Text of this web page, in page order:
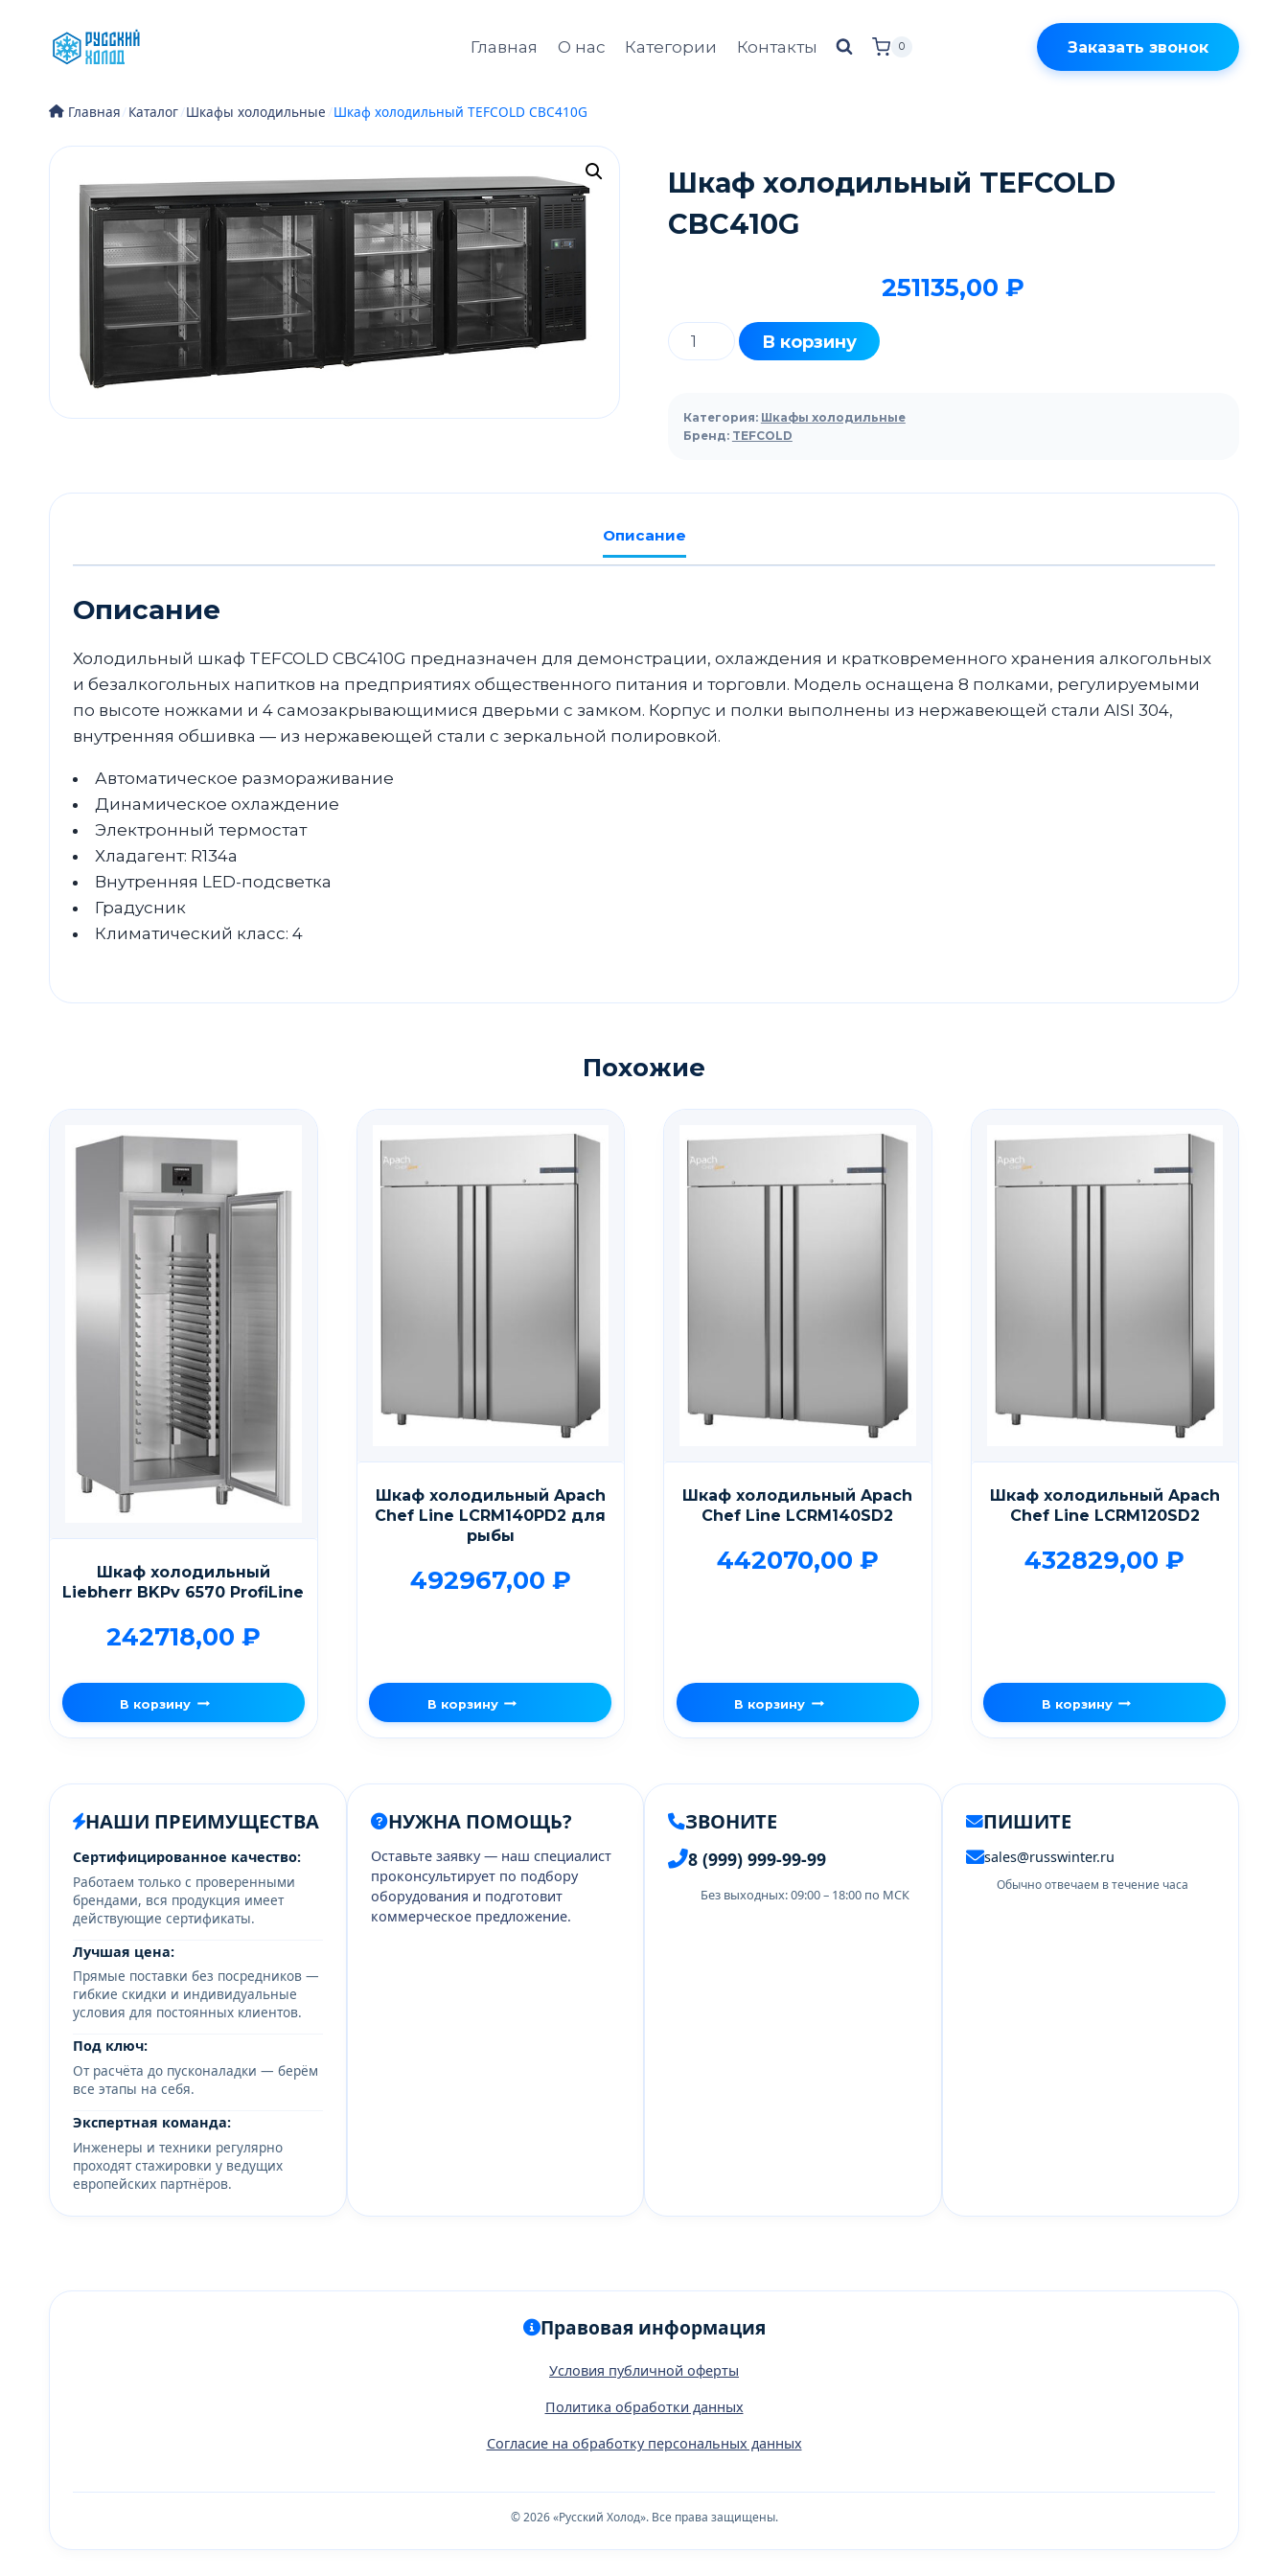
содержимому
Главная О нас Категории Контакты 0 Заказать звонок
Главная/Каталог/Шкафы холодильные /Шкаф холодильный TEFCOLD CBC410G
Шкаф холодильный TEFCOLD
CBC410G
251135,00₽
Количество
товара
холодильный
TEFCOLD
В корзину
Категория: Шкафы холодильные
Бренд: TEFCOLD
Описание
Описание
Холодильный шкаф TEFCOLD CBC410G предназначен для демонстрации, охлаждения и кратковременного хранения алкогольных
и безалкогольных напитков на предприятиях общественного питания и торговли. Модель оснащена 8 полками, регулируемыми
по высоте ножками и 4 самозакрывающимися дверьми с замком. Корпус и полки выполнены из нержавеющей стали AISI 304,
внутренняя обшивка — из нержавеющей стали с зеркальной полировкой.
Автоматическое размораживание
Динамическое охлаждение
Электронный термостат
Хладагент: R134a
Внутренняя LED-подсветка
Градусник
Климатический класс: 4
Похожие
Шкаф холодильный
Liebherr BKPv 6570 ProfiLine
242718,00 ₽
В корзину
Шкаф холодильный Apach
Chef Line LCRM140PD2 для
рыбы
492967,00 ₽
В корзину
Шкаф холодильный Apach
Chef Line LCRM140SD2
442070,00 ₽
В корзину
Шкаф холодильный Apach
Chef Line LCRM120SD2
432829,00₽
В корзину
НАШИ ПРЕИМУЩЕСТВА
Сертифицированное качество:
Работаем только с проверенными
брендами, вся продукция имеет
действующие сертификаты.
Лучшая цена:
Прямые поставки без посредников —
гибкие скидки и индивидуальные
условия для постоянных клиентов.
Под ключ:
От расчёта до пусконаладки — берём
все этапы на себя.
Экспертная команда:
Инженеры и техники регулярно
проходят стажировки у ведущих
европейских партнёров.
НУЖНА ПОМОЩЬ?
Оставьте заявку — наш специалист
проконсультирует по подбору
оборудования и подготовит
коммерческое предложение.
ЗВОНИТЕ
8 (999) 999-99-99
Без выходных: 09:00 – 18:00 по МСК
ПИШИТЕ
sales@russwinter.ru
Обычно отвечаем в течение часа
Правовая информация
Условия публичной оферты
Политика обработки данных
Согласие на обработку персональных данных
© 2026 «Русский Холод». Все права защищены.